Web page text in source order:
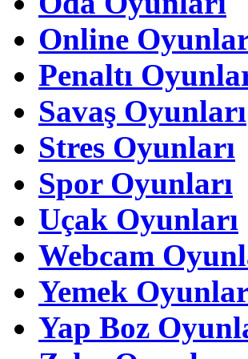
Online
Penaltı
Savaş Oyunları
Stres Oyunları
Spor Oyunları
Uçak Oyunları
Webcam
Yemek
Yap Boz